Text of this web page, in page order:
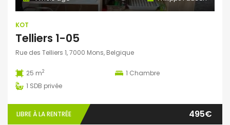
KOT
Telliers 1-05
Rue des Telliers 1, 7000 Mons, Belgique
25 m2 1 Chambre
1 SDB privée
LIBRE À LA RENTRÉE 495€